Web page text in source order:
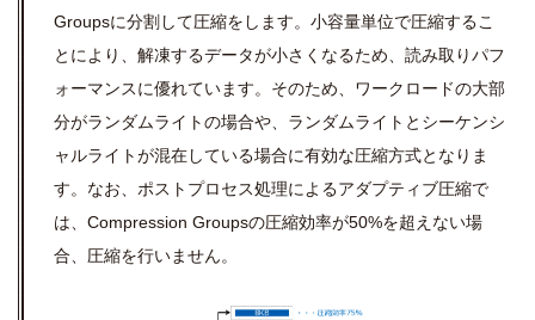
Groupsに分割して圧縮をします。小容量単位で圧縮するこ
とにより、解凍するデータが小さくなるため、読み取りパフ
ォーマンスに優れています。そのため、ワークロードの大部
分がランダムライトの場合や、ランダムライトとシーケンシ
ャルライトが混在している場合に有効な圧縮方式となりま
す。なお、ポストプロセス処理によるアダプティブ圧縮で
は、Compression Groupsの圧縮効率が50%を超えない場
合、圧縮を行いません。